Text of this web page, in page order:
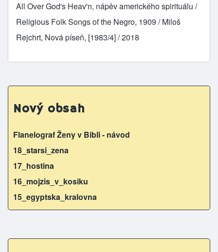
All Over God's Heav'n, nápěv amerického spirituálu /
Religious Folk Songs of the Negro, 1909 / Miloš
Rejchrt, Nová píseň, [1983/4] / 2018
Nový obsah
Flanelograf Ženy v Bibli - návod
18_starsi_zena
17_hostina
16_mojzis_v_kosiku
15_egyptska_kralovna